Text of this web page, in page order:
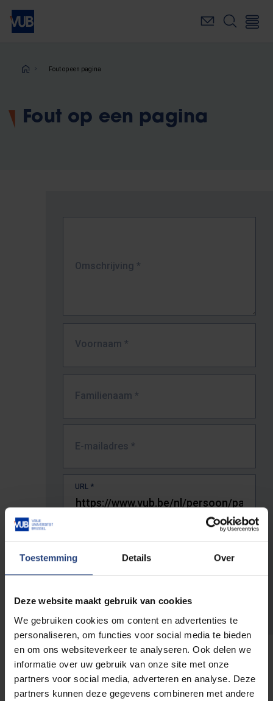
Toestemming Details Over
Deze website maakt gebruik van cookies
We gebruiken cookies om content en advertenties te
personaliseren, om functies voor social media te bieden
en om ons websiteverkeer te analyseren. Ook delen we
informatie over uw gebruik van onze site met onze
partners voor social media, adverteren en analyse. Deze
partners kunnen deze gegevens combineren met andere
Overslaan
naar
inhoudKruimelpad
Fout op een pagina
Fout op een pagina
Omschrijving *
Voornaam *
Familienaam *
E-mailadres *
URL *
De volledige URL van de pagina waar je de fout zag.